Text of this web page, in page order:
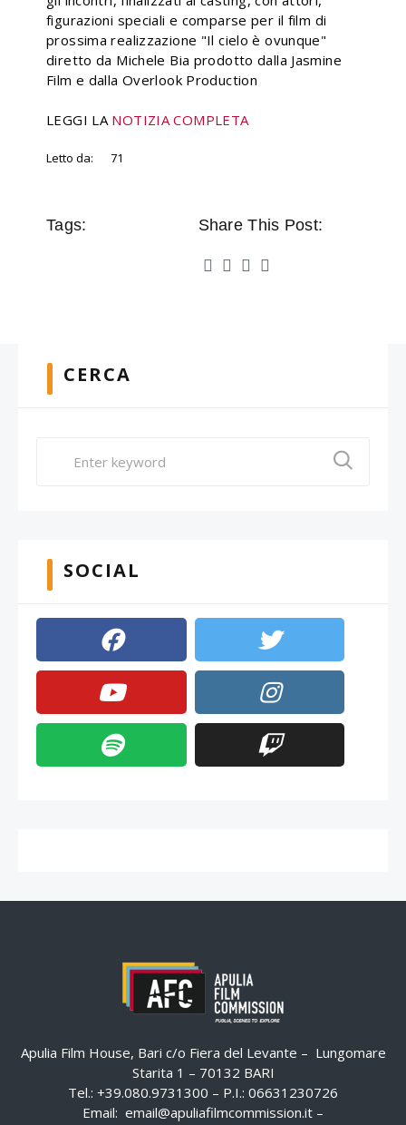
figurazioni speciali e comparse per il film di
prossima realizzazione "Il cielo è ovunque"
diretto da Michele Bia prodotto dalla Jasmine
Film e dalla Overlook Production
LEGGI LA NOTIZIA COMPLETA
Letto da: 71
Tags: Share This Post:
CERCA
SOCIAL
Apulia Film House, Bari c/o Fiera del Levante – Lungomare
Starita 1 – 70132 BARI
Tel.: +39.080.9731300 – P.I.: 06631230726
Email: email@apuliafilmcommission.it –